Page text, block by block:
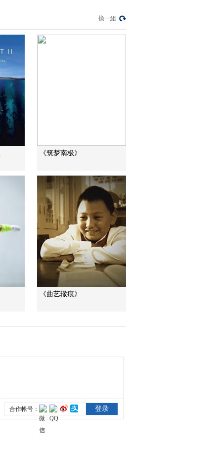
美國為何盯上中國光
模塊？
財路
生財有道
“蜜蜂博士”的甜蜜事業
道德觀察
教你看懂食品標籤莫
中計
“沉睡”4年保單的時效
換一組
《筑梦南极》
《曲艺辙痕》